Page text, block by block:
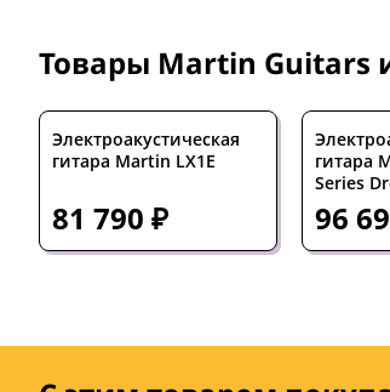
Товары Martin Guitars
Электроакустическая
гитара Martin LX1E
81 790 ₽
гитара
Series
Figured
96